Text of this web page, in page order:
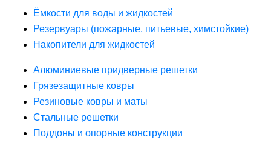
Ёмкости для воды и жидкостей
Резервуары (пожарные, питьевые, химстойкие)
Накопители для жидкостей
Алюминиевые придверные решетки
Грязезащитные ковры
Резиновые ковры и маты
Стальные решетки
Поддоны и опорные конструкции